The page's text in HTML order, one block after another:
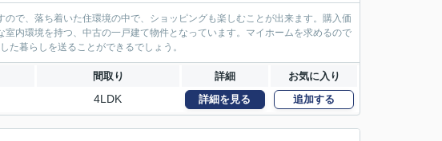
で、落ち着いた住環境の中で、ショッピングも楽しむことが出来ます。購入価
内環境を持つ、中古の一戸建て物件となっています。マイホームを求めるので
た暮らしを送ることができるでしょう。
間取り 詳細 お気に入り
4LDK 詳細を見る 追加する